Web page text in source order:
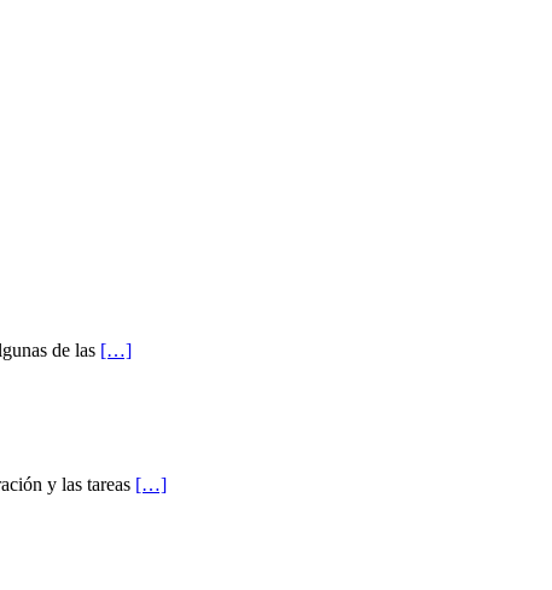
de las […]
y las tareas […]